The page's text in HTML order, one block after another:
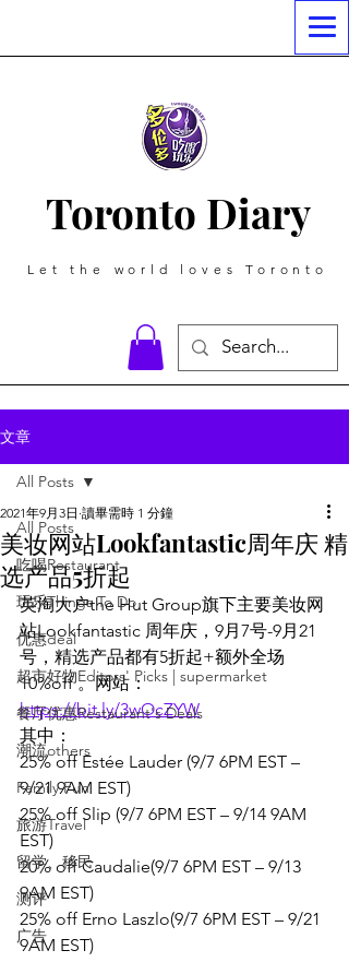
Toronto Diary
Let the world loves Toronto
文章
All Posts
吃喝Restaurant
玩乐Things To Do
优惠deal
超市好物Editors' Picks | supermarket
餐厅优惠Restaurant's Deals
潮流others
Family Fun
旅游Travel
留学、移民
测评
广告
All Posts
美妆网站Lookfantastic周年庆 精
选产品5折起
2021年9月3日 讀畢需時 1 分鐘
英淘大户the Hut Group旗下主要美妆网
站Lookfantastic 周年庆，9月7号-9月21
号，精选产品都有5折起+额外全场
10%off 。网站：
https://bit.ly/3wOcZYW
其中：
25% off Estée Lauder (9/7 6PM EST –
9/21 9AM EST)
25% off Slip (9/7 6PM EST – 9/14 9AM
EST)
20% off Caudalie(9/7 6PM EST – 9/13
9AM EST)
25% off Erno Laszlo(9/7 6PM EST – 9/21
9AM EST)